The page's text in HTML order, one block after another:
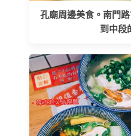
孔廟周邊美食。南門
到中段